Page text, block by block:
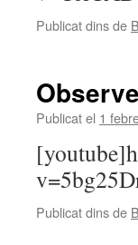
Publicat dins de
Publicat el 1
Publicat dins de